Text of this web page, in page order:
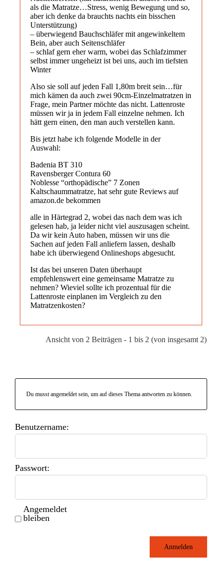
als die Matratze…Stress, wenig Bewegung und so,
aber ich denke da brauchts nachts ein bisschen
Unterstützung)
– überwiegend Bauchschläfer mit angewinkeltem
Bein, aber auch Seitenschläfer
– schlaf gern eher warm, wobei das Schlafzimmer
selbst immer ungeheizt ist bei uns, auch im tiefsten
Winter
Also sie soll auf jeden Fall 1,80m breit sein…für
mich kämen da auch zwei 90cm-Einzelmatratzen in
Frage, mein Partner möchte das nicht. Lattenroste
müssen wir ja in jedem Fall einzelne nehmen. Ich
hätt gern einen, den man auch verstellen kann.
Bis jetzt habe ich folgende Modelle in der
Auswahl:
Badenia BT 310
Ravensberger Contura 60
Noblesse “orthopädische” 7 Zonen
Kaltschaummatratze, hat sehr gute Reviews auf
amazon.de bekommen
alle in Härtegrad 2, wobei das nach dem was ich
gelesen hab, ja leider nicht viel auszusagen scheint.
Da wir kein Auto haben, müssen wir uns die
Sachen auf jeden Fall anliefern lassen, deshalb
habe ich überwiegend Onlineshops abgesucht.
Ist das bei unseren Daten überhaupt
empfehlenswert eine gemeinsame Matratze zu
nehmen? Wieviel sollte ich prozentual für die
Lattenroste einplanen im Vergleich zu den
Matratzenkosten?
Ansicht von 2 Beiträgen - 1 bis 2 (von insgesamt 2)
Du musst angemeldet sein, um auf dieses Thema antworten zu können.
Benutzername:
Passwort:
Angemeldet
bleiben
Anmelden